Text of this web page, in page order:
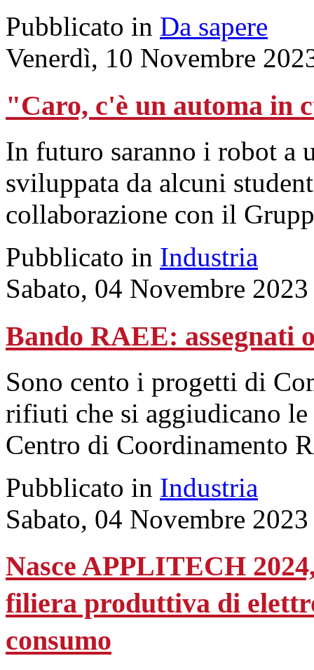
Pubblicato in Da sapere
Venerdì, 10 Novembre
"Caro, c'è un automa in
In futuro saranno i robot a
sviluppata da alcuni
collaborazione con il
Pubblicato in Industria
Sabato, 04 Novembre
Bando RAEE: assegnati
Sono cento i progetti di
rifiuti che si aggiudicano le
Centro di Coordinamento
Pubblicato in Industria
Sabato, 04 Novembre
Nasce APPLITECH
filiera produttiva di
consumo